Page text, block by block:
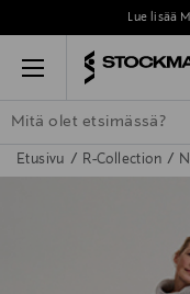
Lue lisää
Menu
ETSI KAIKKI NAISET
Etusivu R-Collection